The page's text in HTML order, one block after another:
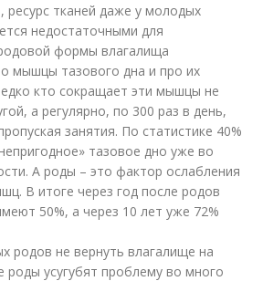
ресурс тканей даже у молодых
недостаточными для
формы влагалища
мышцы тазового дна и про их
кто сокращает эти мышцы не
а регулярно, по 300 раз в день,
занятия. По статистике 40%
тазовое дно уже во
А роды – это фактор ослабления
В итоге через год после родов
50%, а через 10 лет уже 72%
родов не вернуть влагалище на
роды усугубят проблему во много